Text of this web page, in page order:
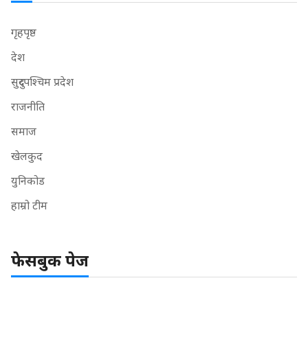
गृहपृष्ठ
देश
सुदुरपश्चिम प्रदेश
राजनीति
समाज
खेलकुद
युनिकोड
हाम्रो टीम
फेसबुक पेज